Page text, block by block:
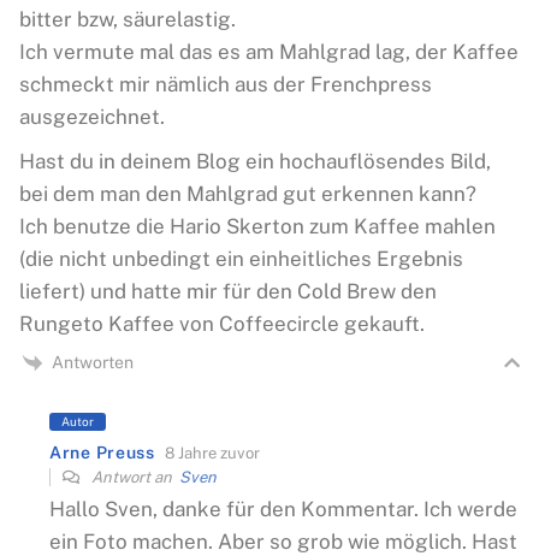
bitter bzw, säurelastig.
Ich vermute mal das es am Mahlgrad lag, der Kaffee
schmeckt mir nämlich aus der Frenchpress
ausgezeichnet.
Hast du in deinem Blog ein hochauflösendes Bild,
bei dem man den Mahlgrad gut erkennen kann?
Ich benutze die Hario Skerton zum Kaffee mahlen
(die nicht unbedingt ein einheitliches Ergebnis
liefert) und hatte mir für den Cold Brew den
Rungeto Kaffee von Coffeecircle gekauft.
Antworten
Autor
Arne Preuss 8 Jahre zuvor
Antwort an Sven
Hallo Sven, danke für den Kommentar. Ich werde
ein Foto machen. Aber so grob wie möglich. Hast